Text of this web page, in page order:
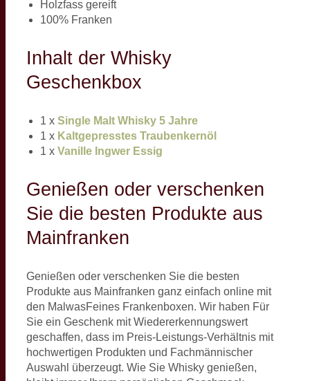
Holzfass gereift
100% Franken
Inhalt der Whisky
Geschenkbox
1 x Single Malt Whisky 5 Jahre
1 x Kaltgepresstes Traubenkernöl
1 x Vanille Ingwer Essig
Genießen oder verschenken
Sie die besten Produkte aus
Mainfranken
Genießen oder verschenken Sie die besten
Produkte aus Mainfranken ganz einfach online mit
den MalwasFeines Frankenboxen. Wir haben Für
Sie ein Geschenk mit Wiedererkennungswert
geschaffen, dass im Preis-Leistungs-Verhältnis mit
hochwertigen Produkten und Fachmännischer
Auswahl überzeugt. Wie Sie Whisky genießen,